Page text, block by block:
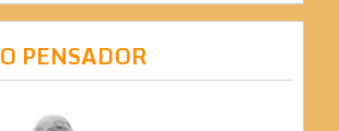
O PENSADOR